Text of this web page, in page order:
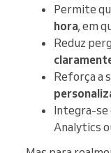
Permite
hora, em
Reduz
Reforça a
Integra-se
Analytics